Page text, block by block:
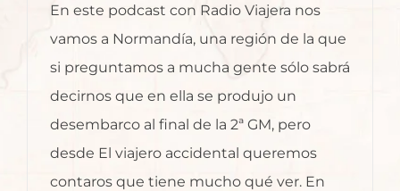
En este podcast con Radio Viajera nos
vamos a Normandía, una región de la que
si preguntamos a mucha gente sólo sabrá
decirnos que en ella se produjo un
desembarco al final de la 2ª GM, pero
desde El viajero accidental queremos
contaros que tiene mucho qué ver. En